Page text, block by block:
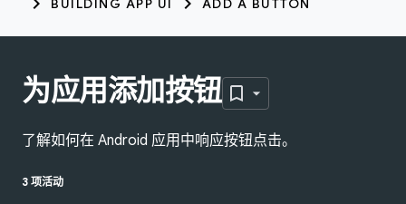
BUILDING APP UI
ADD A BUTTON
为应用添加按钮
了解如何在 Android 应用中响应按钮点击。
3 项活动